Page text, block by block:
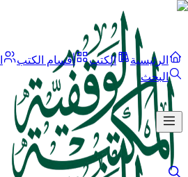
الرئيسية الكتب أقسام الكتب
البحث